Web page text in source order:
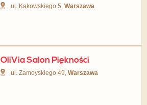
ul. Kakowskiego 5,Warszawa
OliVia Salon Piękności
ul. Zamoyskiego 49,Warszawa